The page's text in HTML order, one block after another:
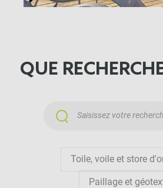
QUE
Toile, voile et store
Paillage et